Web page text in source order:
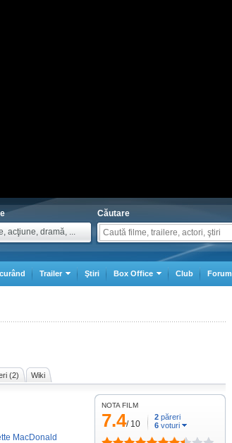
acţiune, dramă, ...
Căutare
Trailer Ştiri Box Office Club Forum
(2) Wiki
MacDonald
NOTA FILM
7.4/ 10
2 păreri
6 voturi